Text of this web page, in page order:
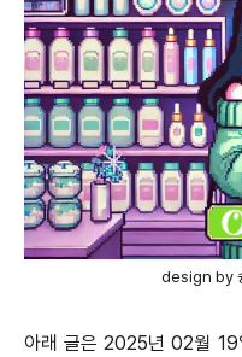
design by
아래 글은 2025년 02월 19